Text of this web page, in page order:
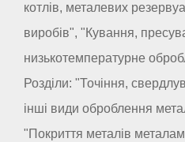
котлів, металевих
виробів", "Кування,
низькотемпературне
Розділи: "Точіння,
інші види оброблення
"Покриття металів